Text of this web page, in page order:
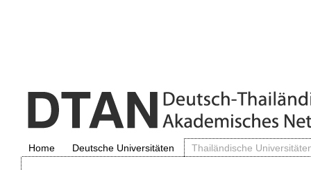
Home Deutsche Universitäten Thailändische